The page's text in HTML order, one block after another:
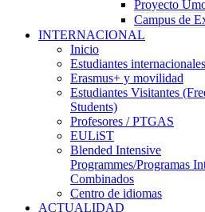
Proyecto
Campus de
INTERNACIONAL
Inicio
Estudiantes internacionales
Erasmus+ y movilidad
Estudiantes Visitantes
Students)
Profesores / PTGAS
EULiST
Blended Intensive
Programmes/Programas
Combinados
Centro de idiomas
ACTUALIDAD